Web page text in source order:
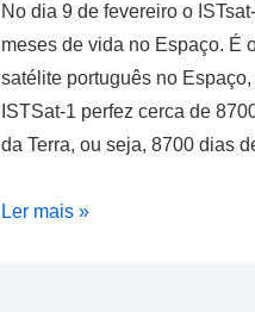
No dia 9 de fevereiro o
meses de vida no Espaço. É
satélite português no
ISTSat-1 perfez cerca de
da Terra, ou seja, 8700 dias
ISTSat-
Ler mais »